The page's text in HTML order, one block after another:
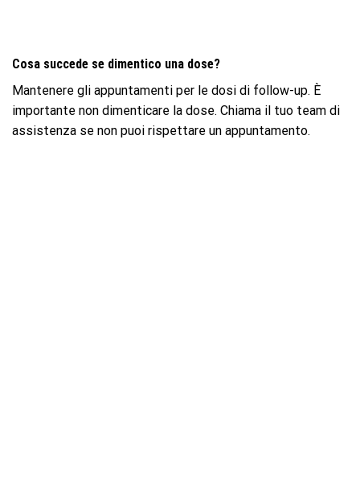
Cosa succede se dimentico una dose?
Mantenere gli appuntamenti per le dosi di follow-up. È
importante non dimenticare la dose. Chiama il tuo team di
assistenza se non puoi rispettare un appuntamento.